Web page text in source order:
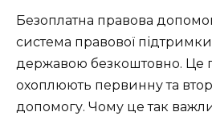
Безоплатна правова
система правової
державою безкоштовно. Це
охоплюють первинну та
допомогу. Чому це так